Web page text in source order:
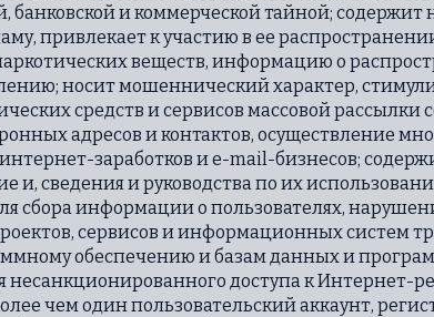
банковской и коммерческой тайной;
привлекает к участию в ее
веществ, информацию о
носит мошеннический характер,
средств и сервисов массовой
адресов и контактов, осуществление
заработков и e-mail-бизнесов;
и, сведения и руководства по их
сбора информации о пользователях,
сервисов и информационных систем
обеспечению и базам данных и
доступа к Интернет-
чем один пользовательский аккаунт,